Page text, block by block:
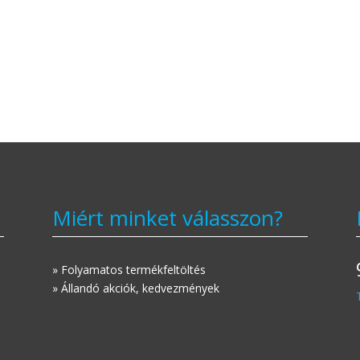
Miért minket válasszon?
» Folyamatos termékfeltöltés
» Állandó akciók, kedvezmények